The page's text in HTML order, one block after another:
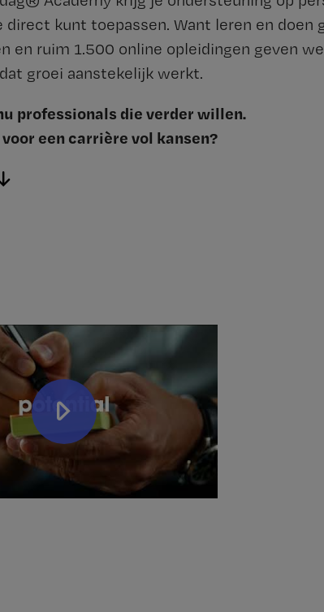
direct kunt toepassen. Want leren en doen
en ruim 1.500 online opleidingen geven
groei aanstekelijk werkt.
professionals die verder willen.
een carrière vol kansen?